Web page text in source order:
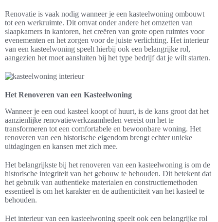
Renovatie is vaak nodig wanneer je een kasteelwoning ombouwt
tot een werkruimte. Dit omvat onder andere het omzetten van
slaapkamers in kantoren, het creëren van grote open ruimtes voor
evenementen en het zorgen voor de juiste verlichting. Het interieur
van een kasteelwoning speelt hierbij ook een belangrijke rol,
aangezien het moet aansluiten bij het type bedrijf dat je wilt starten.
Het Renoveren van een Kasteelwoning
Wanneer je een oud kasteel koopt of huurt, is de kans groot dat het
aanzienlijke renovatiewerkzaamheden vereist om het te
transformeren tot een comfortabele en bewoonbare woning. Het
renoveren van een historische eigendom brengt echter unieke
uitdagingen en kansen met zich mee.
Het belangrijkste bij het renoveren van een kasteelwoning is om de
historische integriteit van het gebouw te behouden. Dit betekent dat
het gebruik van authentieke materialen en constructiemethoden
essentieel is om het karakter en de authenticiteit van het kasteel te
behouden.
Het interieur van een kasteelwoning speelt ook een belangrijke rol